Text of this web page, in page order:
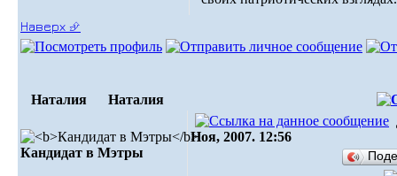
Наверх ⮵
Наталия Наталия
Кандидат в Мэтры
Ноя, 2007. 12:56